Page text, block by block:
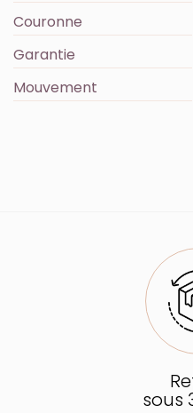
Couronne
Garantie
Mouvement
sous